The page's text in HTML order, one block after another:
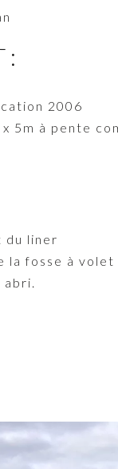
:
2006
x 5m à pente
du liner
la fosse à
abri.